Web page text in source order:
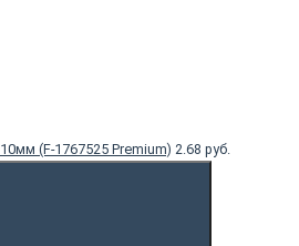
(F-1767525 Premium) 2.68 руб.